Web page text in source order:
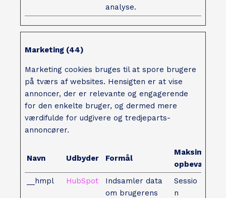
analyse.
Marketing (44)
Marketing cookies bruges til at spore brugere
på tværs af websites. Hensigten er at vise
annoncer, der er relevante og engagerende
for den enkelte bruger, og dermed mere
værdifulde for udgivere og tredjeparts-
annoncører.
Navn Udbyder Formål
Maksimal
__hmpl
HubSpot
Indsamler data
om brugerens
Sessio
n